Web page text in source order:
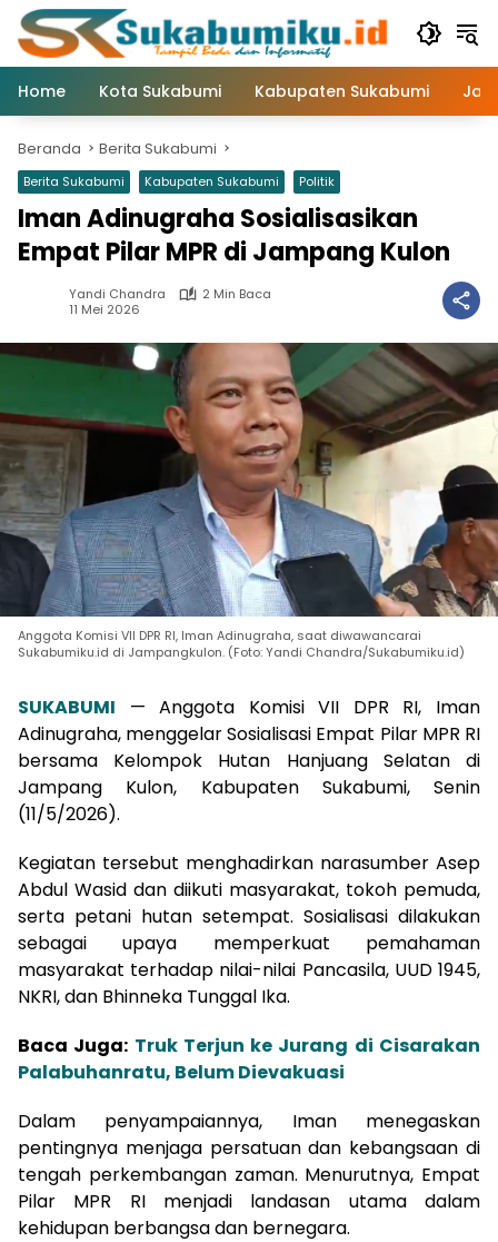
Langsung
konten
Home
Kota Sukabumi Kabupaten Sukabumi
Beranda Berita Sukabumi
Berita Sukabumi Kabupaten Sukabumi Politik
Iman Adinugraha Sosialisasikan
Empat Pilar MPR di Jampang Kulon
Yandi Chandra
2 Min Baca
11 Mei 2026
Anggota Komisi VII DPR RI, Iman Adinugraha, saat diwawancarai
Sukabumiku.id di Jampangkulon. (Foto: Yandi Chandra/Sukabumiku.id)
SUKABUMI — Anggota Komisi VII DPR RI, Iman
Adinugraha, menggelar Sosialisasi Empat Pilar MPR RI
bersama Kelompok Hutan Hanjuang Selatan di
Jampang Kulon, Kabupaten Sukabumi, Senin
(11/5/2026).
Kegiatan tersebut menghadirkan narasumber Asep
Abdul Wasid dan diikuti masyarakat, tokoh pemuda,
serta petani hutan setempat. Sosialisasi dilakukan
sebagai upaya memperkuat pemahaman
masyarakat terhadap nilai-nilai Pancasila, UUD 1945,
NKRI, dan Bhinneka Tunggal Ika.
Baca Juga: Truk Terjun ke Jurang di Cisarakan
Palabuhanratu, Belum Dievakuasi
Dalam penyampaiannya, Iman menegaskan
pentingnya menjaga persatuan dan kebangsaan di
tengah perkembangan zaman. Menurutnya, Empat
Pilar MPR RI menjadi landasan utama dalam
kehidupan berbangsa dan bernegara.